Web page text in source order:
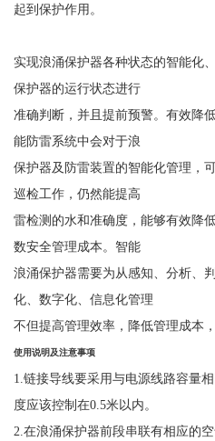
起到保护作用。
实现浪涌保护器各种状态的智能化
保护器的运行状态进行
准确判断，并且提前预警。有效降
能防雷系统中会对于浪
保护器及防雷装置的智能化管理，
巡检工作，仍然能提高
雷检测的水和准确度，能够有效降
数安全管理成本。智能
浪涌保护器需要为从感知、分析、
化、数字化、信息化管理
不但提高管理效率，降低管理成本
使用说明及注意事项
1.链接导线要采用与电源线路容量
度应该控制在0.5米以内。
2.在浪涌保护器前段串联有相应的空